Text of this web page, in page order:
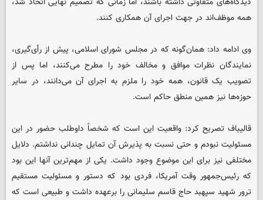
همه موظف‌اند در جهت اجرای آن همکاری کنند.
وی ادامه داد: همان‌گونه که در مجلس شورای اسلامی، پیش از رأی‌گیری،
نمایندگان نظرات موافق و مخالف خود را مطرح می‌کنند، اما پس از
تصویب یک قانون، همه خود را ملزم به اجرای آن می‌دانند، در سایر
حوزه‌ها نیز همین منطق حاکم است.
قالیباف تصریح کرد: واقعیت این است که شخصاً داوطلب حضور در این
مسئولیت نبودم و حتی نسبت به پذیرش آن تمایل چندانی نداشتم. دلایل
مختلفی نیز برای این موضوع وجود داشت. یکی از مهم‌ترین آنها این بود
که رئیس‌جمهور وقت آمریکا، فردی بود که دستور و مسئولیت مستقیم
ترور شهید سپهبد حاج قاسم سلیمانی را برعهده داشت و طبیعی است که